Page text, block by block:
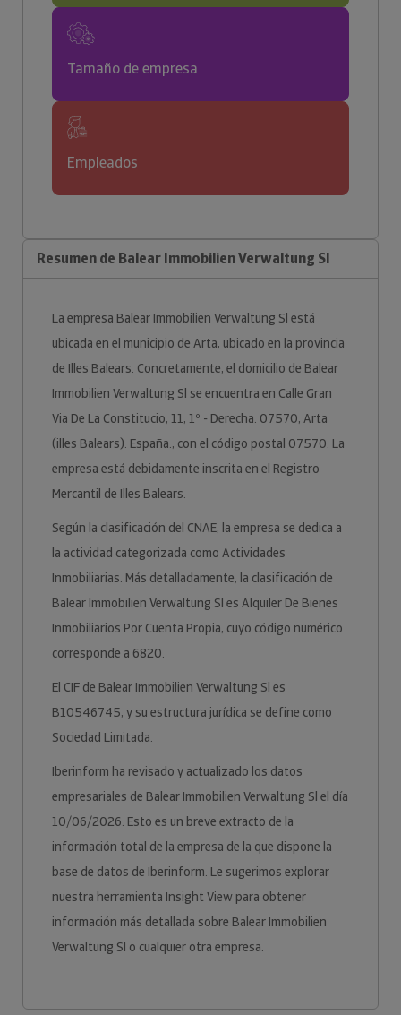
Tamaño de empresa
Empleados
Resumen de Balear Immobilien Verwaltung Sl
La empresa Balear Immobilien Verwaltung Sl está
ubicada en el municipio de Arta, ubicado en la provincia
de Illes Balears. Concretamente, el domicilio de Balear
Immobilien Verwaltung Sl se encuentra en Calle Gran
Via De La Constitucio, 11, 1º - Derecha. 07570, Arta
(illes Balears). España., con el código postal 07570. La
empresa está debidamente inscrita en el Registro
Mercantil de Illes Balears.
Según la clasificación del CNAE, la empresa se dedica a
la actividad categorizada como Actividades
Inmobiliarias. Más detalladamente, la clasificación de
Balear Immobilien Verwaltung Sl es Alquiler De Bienes
Inmobiliarios Por Cuenta Propia, cuyo código numérico
corresponde a 6820.
El CIF de Balear Immobilien Verwaltung Sl es
B10546745, y su estructura jurídica se define como
Sociedad Limitada.
Iberinform ha revisado y actualizado los datos
empresariales de Balear Immobilien Verwaltung Sl el día
10/06/2026. Esto es un breve extracto de la
información total de la empresa de la que dispone la
base de datos de Iberinform. Le sugerimos explorar
nuestra herramienta Insight View para obtener
información más detallada sobre Balear Immobilien
Verwaltung Sl o cualquier otra empresa.